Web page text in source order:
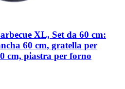
XL, Set da 60 cm:
60 cm, gratella per
cm, piastra per forno